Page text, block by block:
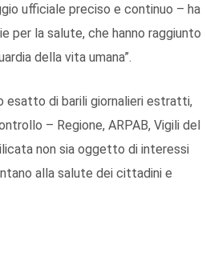
ufficiale preciso e continuo – ha
per la salute, che hanno raggiunto
della vita umana”.
esatto di barili giornalieri estratti,
– Regione, ARPAB, Vigili del
non sia oggetto di interessi
alla salute dei cittadini e